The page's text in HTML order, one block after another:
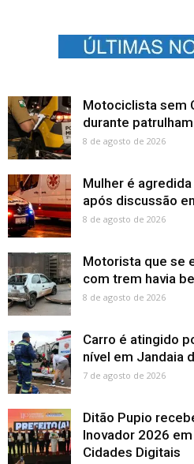
Motociclista sem
durante
8 de agosto de 2026
Mulher é
após discussão
8 de agosto de 2026
Motorista que se
com trem havia
8 de agosto de 2026
Carro é atingido
nível em Jandaia
7 de agosto de 2026
Ditão Pupio
Inovador 2026
Cidades Digitais